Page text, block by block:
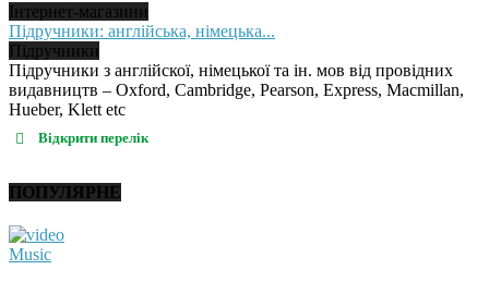
Інтернет-магазини
Підручники: англійська, німецька...
Підручники
Підручники з англійскої, німецької та ін. мов від провідних
видавництв – Oxford, Cambridge, Pearson, Express, Macmillan,
Hueber, Klett etc
Відкрити перелік
ПОПУЛЯРНЕ
Music